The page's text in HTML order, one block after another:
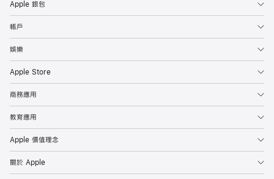
Apple 銀包
帳戶
娛樂
Apple Store
商務應用
教育應用
Apple 價值理念
關於 Apple